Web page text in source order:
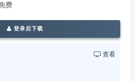
费
登录后下载
查看